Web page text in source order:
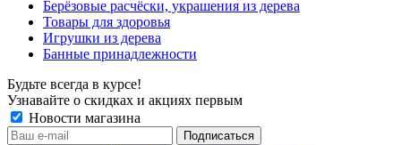
Берёзовые расчёски, украшения из дерева
Товары для здоровья
Игрушки из дерева
Банные принадлежности
Будьте всегда в курсе!
Узнавайте о скидках и акциях первым
Новости магазина